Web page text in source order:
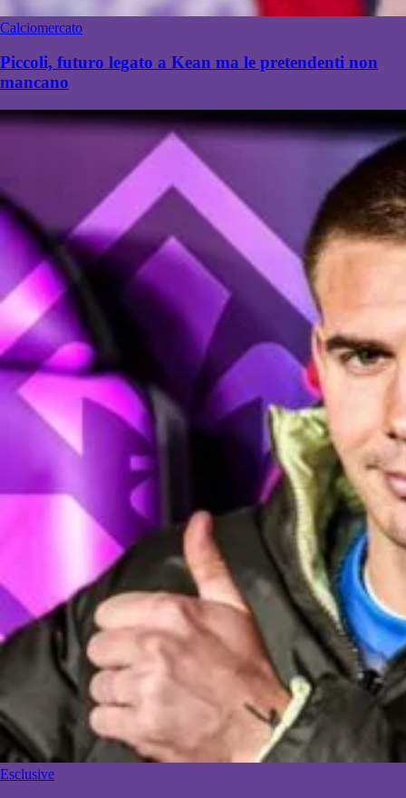
Calciomercato
Piccoli, futuro legato a Kean ma le pretendenti non
mancano
Esclusive